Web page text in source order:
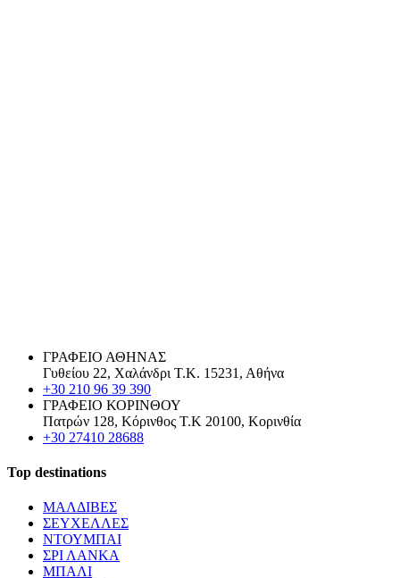
ΓΡΑΦΕΙΟ ΑΘΗΝΑΣ
Γυθείου 22, Χαλάνδρι Τ.Κ. 15231, Αθήνα
+30 210 96 39 390
ΓΡΑΦΕΙΟ ΚΟΡΙΝΘΟΥ
Πατρών 128, Κόρινθος Τ.Κ 20100, Κορινθία
+30 27410 28688
Top destinations
ΜΑΛΔΙΒΕΣ
ΣΕΥΧΕΛΛΕΣ
ΝΤΟΥΜΠΑΙ
ΣΡΙ ΛΑΝΚΑ
ΜΠΑΛΙ